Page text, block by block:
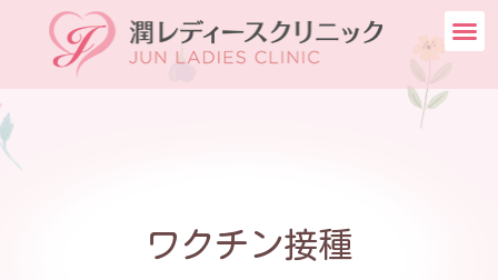
ワクチン接種